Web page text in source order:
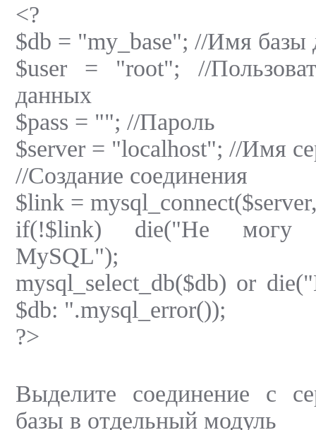
<?
$db = "my_base"; //Имя базы
$user = "root"; //
данных
$pass = ""; //Пароль
$server = "localhost"; //Имя
//Создание соединения
$link =
if(!$link) die("Не могу
MySQL");
mysql_select_db($db) or
$db: ".mysql_error());
?>
Выделите соединение с
базы в отдельный модуль